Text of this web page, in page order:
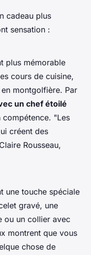
cadeau plus
sensation :
plus mémorable
cours de cuisine,
montgolfière. Par
un chef étoilé
compétence. "Les
créent des
Rousseau,
une touche spéciale
gravé, une
ou un collier avec
montrent que vous
chose de